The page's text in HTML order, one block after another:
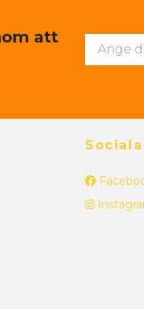
att